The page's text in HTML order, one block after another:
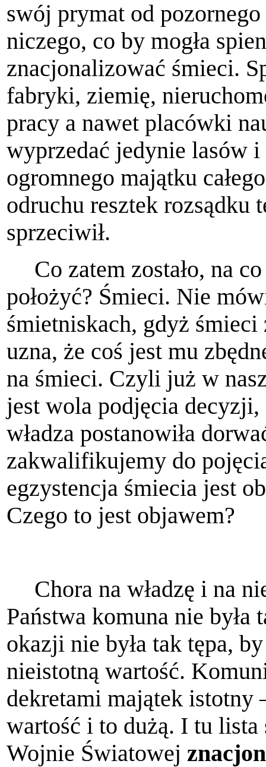
swój prymat od
niczego, co by mogła
znacjonalizować śmieci.
fabryki, ziemię,
pracy a nawet placówki
wyprzedać jedynie lasów
ogromnego majątku
odruchu resztek rozsądku
sprzeciwił.
Co zatem zostało, na
położyć? Śmieci. Nie
śmietniskach, gdyż
uzna, że coś jest mu
na śmieci. Czyli już w
jest wola podjęcia
władza postanowiła
zakwalifikujemy do
egzystencja śmiecia jest
Czego to jest objawem?
Chora na władzę i na
Państwa komuna nie była
okazji nie była tak tępa,
nieistotną wartość.
dekre­tami majątek
wartość i to dużą. I tu
Wojnie Światowej